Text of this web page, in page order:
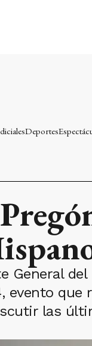
Deportes
General
evento
las